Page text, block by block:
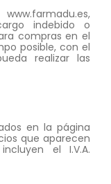
indebido o
compras en el
posible, con el
realizar las
en la página
que aparecen
el I.V.A.